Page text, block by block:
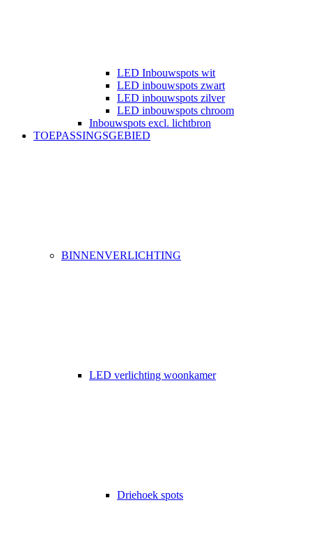
LED Inbouwspots wit
LED inbouwspots zwart
LED inbouwspots zilver
LED inbouwspots chroom
Inbouwspots excl. lichtbron
TOEPASSINGSGEBIED
BINNENVERLICHTING
LED verlichting woonkamer
Driehoek spots